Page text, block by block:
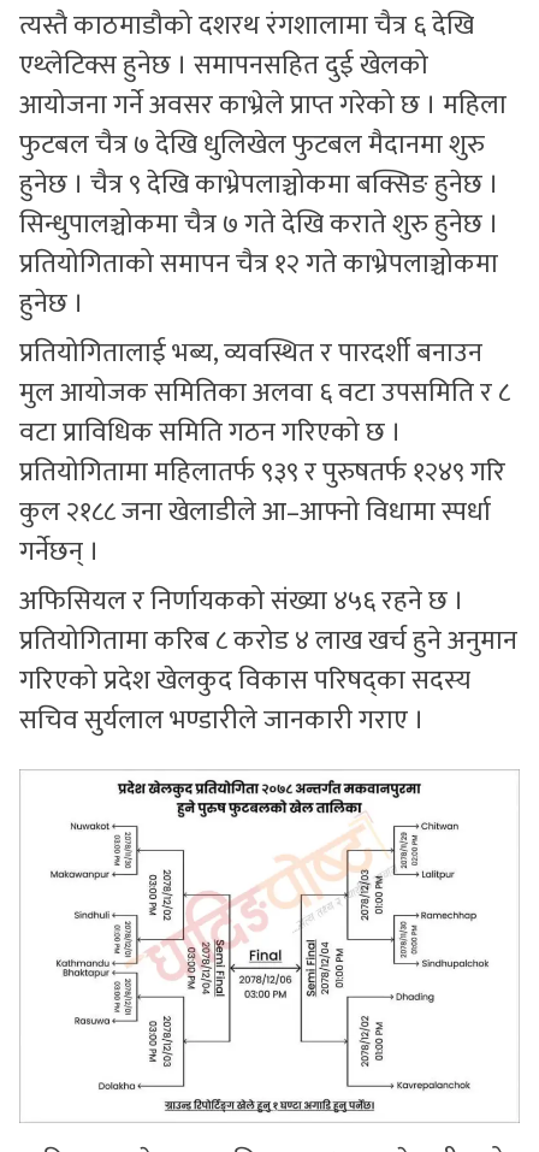
त्यस्तै काठमाडौको दशरथ रंगशालामा चैत्र ६ देखि
एथ्लेटिक्स हुनेछ । समापनसहित दुई खेलको
आयोजना गर्ने अवसर काभ्रेले प्राप्त गरेको छ । महिला
फुटबल चैत्र ७ देखि धुलिखेल फुटबल मैदानमा शुरु
हुनेछ । चैत्र ९ देखि काभ्रेपलाञ्चोकमा बक्सिङ हुनेछ ।
सिन्धुपालञ्चोकमा चैत्र ७ गते देखि कराते शुरु हुनेछ ।
प्रतियोगिताको समापन चैत्र १२ गते काभ्रेपलाञ्चोकमा
हुनेछ ।
प्रतियोगितालाई भब्य, व्यवस्थित र पारदर्शी बनाउन
मुल आयोजक समितिका अलवा ६ वटा उपसमिति र ८
वटा प्राविधिक समिति गठन गरिएको छ ।
प्रतियोगितामा महिलातर्फ ९३९ र पुरुषतर्फ १२४९ गरि
कुल २१८८ जना खेलाडीले आ–आफ्नो विधामा स्पर्धा
गर्नेछन् ।
अफिसियल र निर्णायकको संख्या ४५६ रहने छ ।
प्रतियोगितामा करिब ८ करोड ४ लाख खर्च हुने अनुमान
गरिएको प्रदेश खेलकुद विकास परिषद्का सदस्य
सचिव सुर्यलाल भण्डारीले जानकारी गराए ।